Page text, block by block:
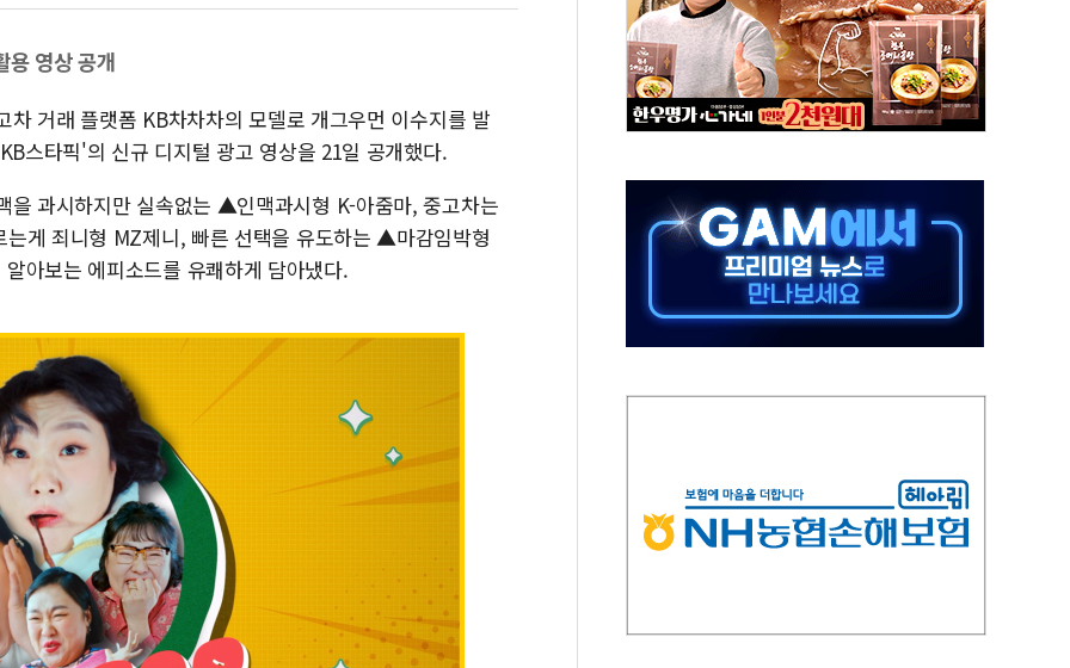
[속보] 민주, 제주 경선 결과 발표...김민석 52.64% 정청래 39.89% 송영길 7.47%
美, 이란전 출구전략 만지작…공습 한계·탄약 부족 현실화
강릉·동해·삼척 시간당 최대 50㎜ 폭우…강원 동해안 강한 비 이어져
폐기물 수거하다 참변…60대 환경미화원 수거차에 치여 사망
서울 중랑구 주택가서 흉기 난동…60대 남성 2명 숨져
李대통령 "결혼 때문에 손해 보는 일 없게"…'결혼 페널티' 22개 과제 손본다
여수 오동도 인근 해상서 모터보트 전복…1명 사망·1명 실종
추미애, '위안부' 피해자 기림의 날 참석..."국제적 시민 연대로 목소리 내야"
인천 선재도 갯벌서 해루질 중 실종 60대 나흘만에 숨진 채 발견
'화합' 꺼낸 김민석에 '뻔뻔' 받아친 정청래…제주 연설서 신경전 고조
용 영상 공개
거래 플랫폼 KB차차차의 모델로 개그우먼 이수지를 발
스타픽'의 신규 디지털 광고 영상을 21일 공개했다.
을 과시하지만 실속없는 ▲인맥과시형 K-아줌마, 중고차는
게 죄니형 MZ제니, 빠른 선택을 유도하는 ▲마감임박형
아보는 에피소드를 유쾌하게 담아냈다.